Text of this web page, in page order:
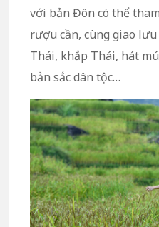
với bản Đôn có thể
rượu cần, cùng giao
Thái, khắp Thái, hát
bản sắc dân tộc…